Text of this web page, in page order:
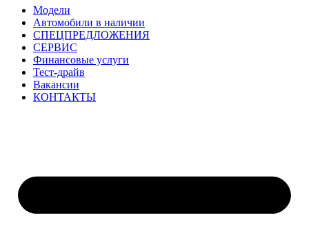
Модели
Автомобили в наличии
СПЕЦПРЕДЛОЖЕНИЯ
СЕРВИС
Финансовые услуги
Тест-драйв
Вакансии
КОНТАКТЫ